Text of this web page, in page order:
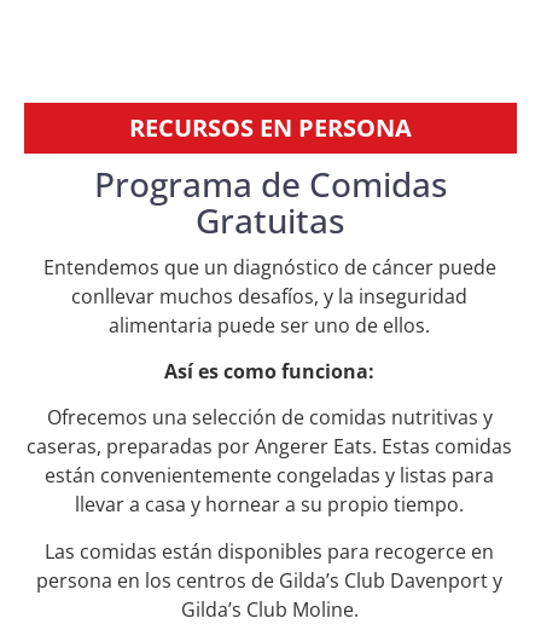
RECURSOS EN PERSONA
Programa de Comidas
Gratuitas​
Entendemos que un diagnóstico de cáncer puede
conllevar muchos desafíos, y la inseguridad
alimentaria puede ser uno de ellos.
Así es como funciona:
Ofrecemos una selección de comidas nutritivas y
caseras, preparadas por Angerer Eats. Estas comidas
están convenientemente congeladas y listas para
llevar a casa y hornear a su propio tiempo.
Las comidas están disponibles para recogerce en
persona en los centros de Gilda’s Club Davenport y
Gilda’s Club Moline.